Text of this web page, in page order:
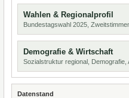
Wahlen & Regionalprofil
Bundestagswahl 2025,
Demografie & Wirtschaft
Sozialstruktur regional, Demografie,
Datenstand